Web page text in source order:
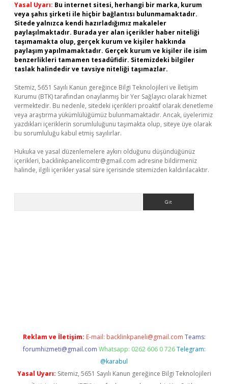
Yasal Uyarı: Bu internet sitesi, herhangi bir marka, kurum
veya şahıs şirketi ile hiçbir bağlantısı bulunmamaktadır.
Sitede yalnızca kendi hazırladığımız makaleler
paylaşılmaktadır. Burada yer alan içerikler haber niteliği
taşımamakta olup, gerçek kurum ve kişiler hakkında
paylaşım yapılmamaktadır. Gerçek kurum ve kişiler ile isim
benzerlikleri tamamen tesadüfidir. Sitemizdeki bilgiler
taslak halindedir ve tavsiye niteliği taşımazlar.
Sitemiz, 5651 Sayılı Kanun gereğince Bilgi Teknolojileri ve İletişim
Kurumu (BTK) tarafından onaylanmış bir Yer Sağlayıcı olarak hizmet
vermektedir. Bu nedenle, sitedeki içerikleri proaktif olarak denetleme
veya araştırma yükümlülüğümüz bulunmamaktadır. Ancak, üyelerimiz
yazdıkları içeriklerin sorumluluğunu taşımakta olup, siteye üye olarak
bu sorumluluğu kabul etmiş sayılırlar.
Hukuka ve yasal düzenlemelere aykırı olduğunu düşündüğünüz
içerikleri, backlinkpanelicomtr@gmail.com adresine bildirmeniz
halinde, ilgili içerikler yasal süre içerisinde sitemizden kaldırılacaktır.
Reklam ve İletişim: E-mail: backlinkpaneli@gmail.com Teams:
forumhizmeti@gmail.com Whatsapp: 0262 606 0 726 Telegram:
@karabul
Yasal Uyarı: Sitemiz, 5651 Sayılı Kanun gereğince Bilgi Teknolojileri